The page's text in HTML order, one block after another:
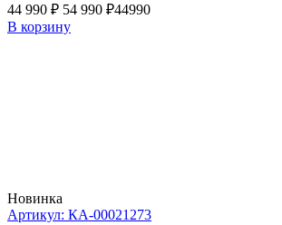
44 990 ₽ 54 990 ₽44990
В корзину
Новинка
Артикул: КА-00021273